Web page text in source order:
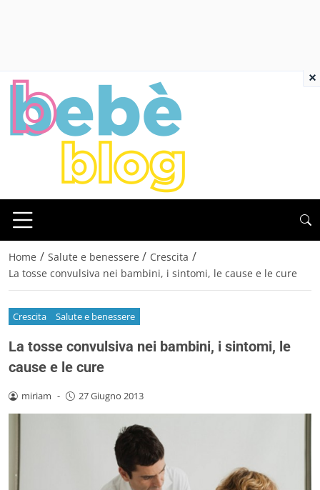
Home / Salute e benessere / Crescita /
La tosse convulsiva nei bambini, i sintomi, le cause e le cure
Crescita Salute e benessere
La tosse convulsiva nei bambini, i sintomi, le
cause e le cure
miriam - 27 Giugno 2013
×